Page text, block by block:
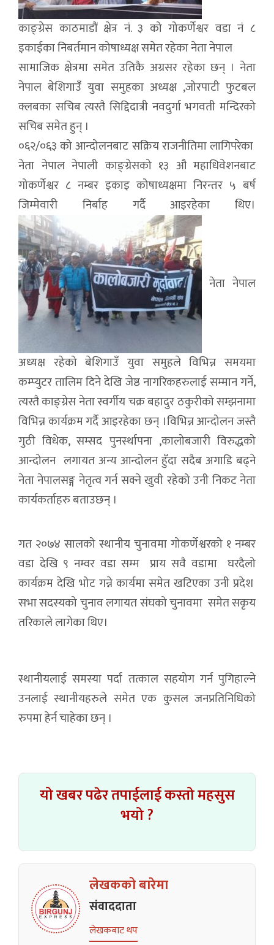
काङ्ग्रेस काठमाडौं क्षेत्र नं. ३ को गोकर्णेश्वर वडा नं ८
इकाईका निबर्तमान कोषाध्यक्ष समेत रहेका नेता नेपाल
सामाजिक क्षेत्रमा समेत उतिकै अग्रसर रहेका छन् । नेता
नेपाल बेशिगाउँ युवा समुहका अध्यक्ष ,जोरपाटी फुटबल
क्लबका सचिब त्यस्तै सिद्दिदात्री नवदुर्गा भगवती मन्दिरको
सचिब समेत हुन् ।
०६२/०६३ को आन्दोलनबाट सक्रिय राजनीतिमा लागिपरेका
नेता नेपाल नेपाली काङ्ग्रेसको १३ औ महाधिवेशनबाट
गोकर्णेश्वर ८ नम्बर इकाइ कोषाध्यक्षमा निरन्तर ५ बर्ष
जिम्मेवारी निर्बाह गर्दै आइरहेका थिए।
नेता नेपाल
अध्यक्ष रहेको बेशिगाउँ युवा समुहले विभिन्न समयमा
कम्प्युटर तालिम दिने देखि जेष्ठ नागरिकहरुलाई सम्मान गर्ने,
त्यस्तै काङ्ग्रेस नेता स्वर्गीय चक्र बहादुर ठकुरीको सम्झनामा
विभिन्न कार्यक्रम गर्दै आइरहेका छन् ।विभिन्न आन्दोलन जस्तै
गुठी विधेक, सम्सद पुनर्स्थापना ,कालोबजारी विरुद्धको
आन्दोलन लगायत अन्य आन्दोलन हुँदा सदैब अगाडि बढ्ने
नेता नेपालसङ्ग नेतृत्व गर्न सक्ने खुवी रहेको उनी निकट नेता
कार्यकर्ताहरु बताउछन् ।
गत २०७४ सालको स्थानीय चुनावमा गोकर्णेश्वरको १ नम्बर
वडा देखि ९ नम्वर वडा सम्म प्राय सवै वडामा घरदैलो
कार्यक्रम देखि भोट गन्ने कार्यमा समेत खटिएका उनी प्रदेश
सभा सदस्यको चुनाव लगायत संघको चुनावमा समेत सकृय
तरिकाले लागेका थिए।
स्थानीयलाई समस्या पर्दा तत्काल सहयोग गर्न पुगिहाल्ने
उनलाई स्थानीयहरुले समेत एक कुसल जनप्रतिनिधिको
रुपमा हेर्न चाहेका छन् ।
यो खबर पढेर तपाईलाई कस्तो महसुस
भयो ?
लेखकको बारेमा
संवाददाता
लेखकबाट थप